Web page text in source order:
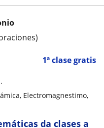
1ª clase gratis
Electromagnestimo,
da clases a